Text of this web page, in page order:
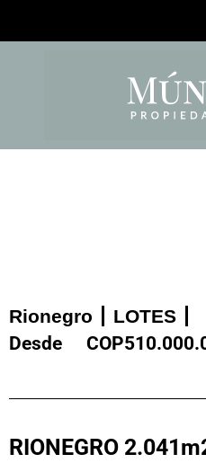
Rionegro LOTES
Desde COP
RIONEGRO